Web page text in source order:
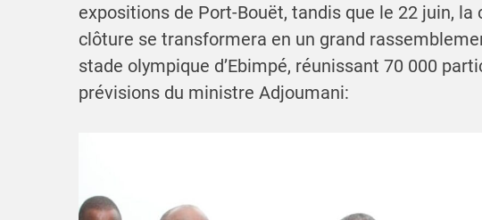
expositions de Port-Bouët, tandis que le 22 juin, la
clôture se transformera en un grand
stade olympique d’Ebimpé, réunissant 70 000
prévisions du ministre Adjoumani: